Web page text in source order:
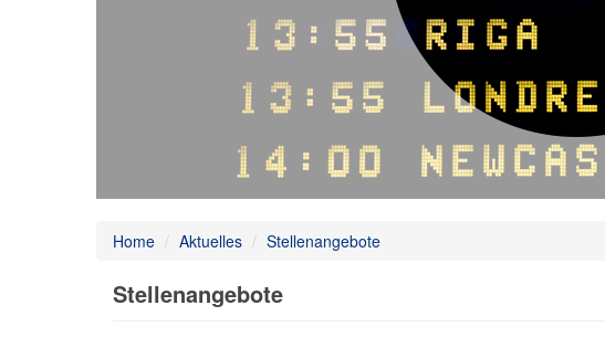
Home / Aktuelles / Stellenangebote
Stellenangebote